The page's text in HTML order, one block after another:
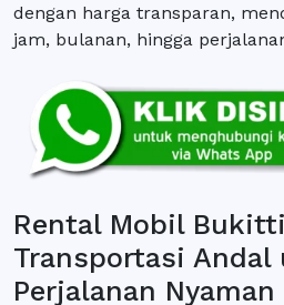
dengan harga transparan,
jam, bulanan, hingga
Rental Mobil
Transportasi Andal
Perjalanan